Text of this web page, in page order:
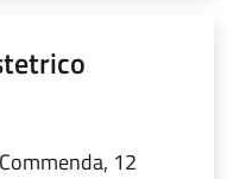
12